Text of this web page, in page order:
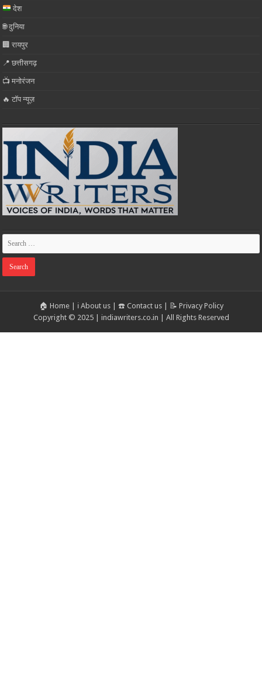
देश
🌐 दुनिया
🏢 रायपुर
📍 छत्तीसगढ़
📺 मनोरंजन
🔥 टॉप न्यूज़
🏠 Home| ℹ️ About us| ☎️ Contact us| 📝 Privacy Policy
Copyright © 2025 | indiawriters.co.in | All Rights Reserved